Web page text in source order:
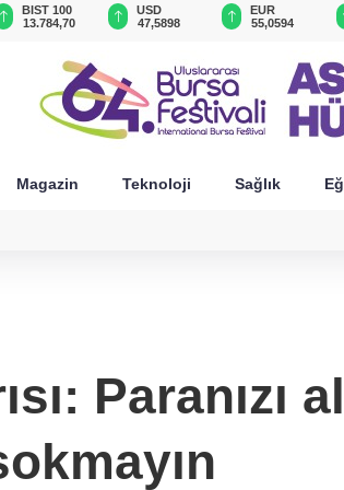
BIST 100
13.784,70
USD
47,5898
EUR
55,0594
Magazin Teknoloji Sağlık
Paranızı